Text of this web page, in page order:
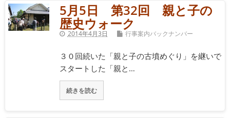
5月5日 第32回 親と子の
歴史ウォーク
2014年4月3日 行事案内バックナンバー
３０回続いた「親と子の古墳めぐり」を継いで
スタートした「親と…
続きを読む